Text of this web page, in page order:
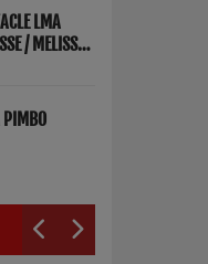
LMA
/ MELISSA
PIMBO